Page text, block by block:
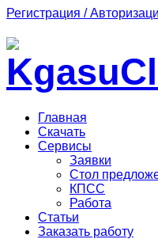
Регистрация /
Главная
Скачать
Сервисы
Заявки
Стол
КПСС
Работа
Статьи
Заказать работу